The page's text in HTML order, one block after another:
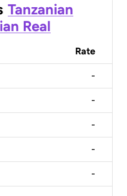
Tanzanian
Real
Rate
-
-
-
-
-